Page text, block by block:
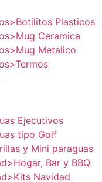
Plasticos
Ceramica
Metalico
Ejecutivos
tipo Golf
y Mini paraguas
Bar y BBQ
Navidad